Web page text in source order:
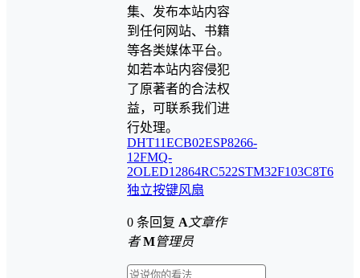
集、发布本站内容
到任何网站、书籍
等各类媒体平台。
如若本站内容侵犯
了原著者的合法权
益，可联系我们进
行处理。
DHT11ECB02ESP8266-
12FMQ-
2OLED12864RC522STM32F103C8T6
独立按键风扇
0 条回复 A 文章作
者 M管理员